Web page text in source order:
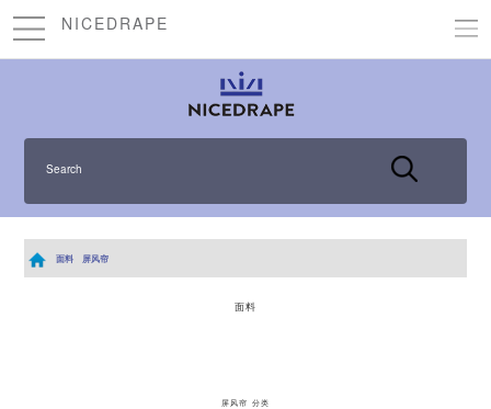
NICEDRAPE
Search
面料 屏风帘
面料
屏风帘 分类